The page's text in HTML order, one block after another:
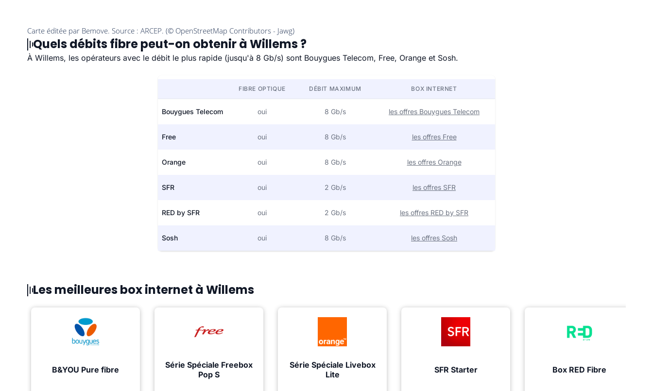
Quels débits fibre peut-on obtenir à Willems ?
À Willems, les opérateurs avec le débit le plus rapide (jusqu'à 8 Gb/s) sont Bouygues Telecom, Free, Orange et Sosh.
FIBRE OPTIQUE DÉBIT MAXIMUM BOX INTERNET
Bouygues Telecom oui 8 Gb/s les offres Bouygues Telecom
Free oui 8 Gb/s les offres Free
Orange oui 8 Gb/s les offres Orange
SFR oui 2 Gb/s les offres SFR
RED by SFR oui 2 Gb/s les offres RED by SFR
Sosh oui 8 Gb/s les offres Sosh
Les meilleures box internet à Willems
B&YOU Pure fibre
Série Spéciale Freebox
Pop S
Série Spéciale Livebox
Lite
SFR Starter Box RED Fibre